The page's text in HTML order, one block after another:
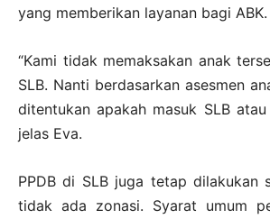
yang memberikan layanan bagi ABK.
“Kami tidak memaksakan anak
SLB. Nanti berdasarkan asesmen
ditentukan apakah masuk SLB atau
jelas Eva.
PPDB di SLB juga tetap dilakukan
tidak ada zonasi. Syarat umum